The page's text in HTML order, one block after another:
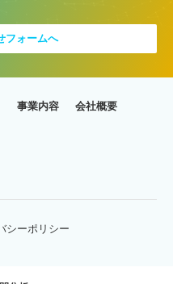
フォームへ
事業内容 会社概要
シーポリシー